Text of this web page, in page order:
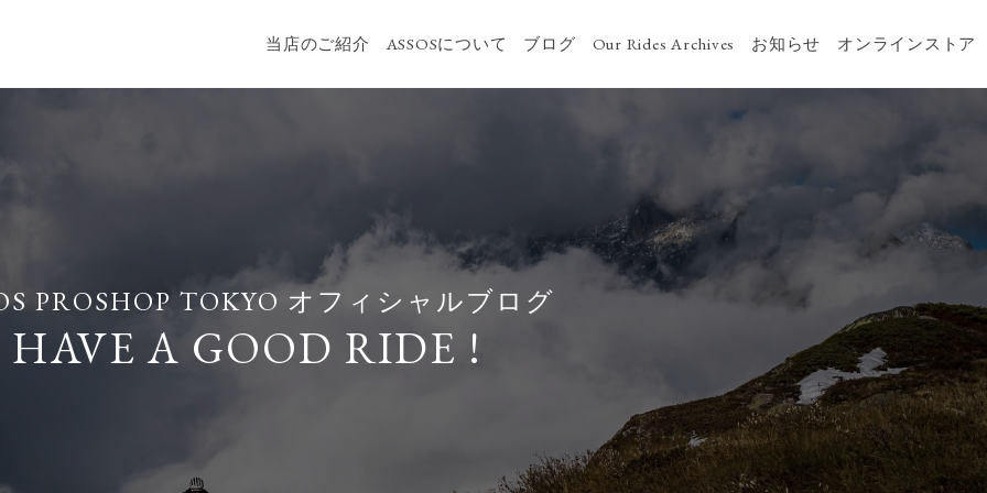
当店のご紹介 ASSOSについて ブログ Our Rides Archives お知らせ オンラインストア
PROSHOP TOKYO オフィシャルブログ
HAVE A GOOD RIDE !